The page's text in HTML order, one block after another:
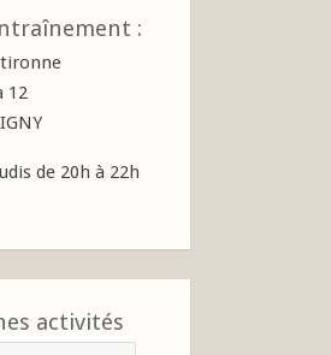
:
Tatironne
Jura 12
de 20h à 22h
activités